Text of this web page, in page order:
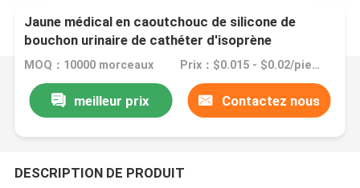
Jaune médical en caoutchouc de silicone de
bouchon urinaire de cathéter d'isoprène
MOQ：10000 morceaux Prix：$0.015 - $0.02/pieces
meilleur prix Contactez nous
DESCRIPTION DE PRODUIT